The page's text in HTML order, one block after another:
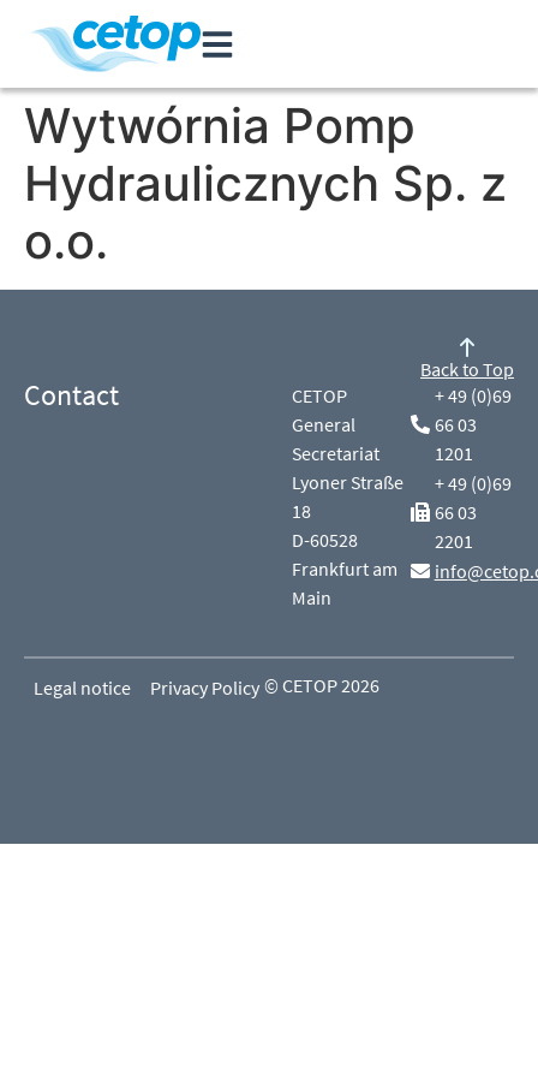
Wytwórnia Pomp
Hydraulicznych Sp. z
o.o.
Contact
CETOP
General
Secretariat
Lyoner Straße
18
D-60528
Frankfurt am
Main
+ 49 (0)69
66 03
1201
+ 49 (0)69
66 03
2201
Back to Top
Legal notice Privacy Policy © CETOP 2026